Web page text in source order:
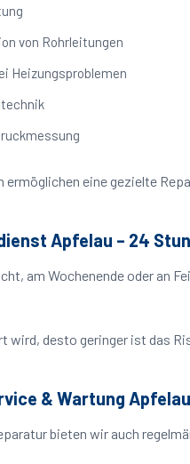
von Rohrleitungen
Heizungsproblemen
ermöglichen eine gezielte
Apfelau – 24
am Wochenende oder an
wird, desto geringer ist das
& Wartung Apfelau
bieten wir auch